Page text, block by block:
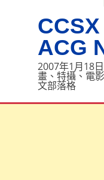
ACG
2007年1月18
畫、特攝、電
文部落格